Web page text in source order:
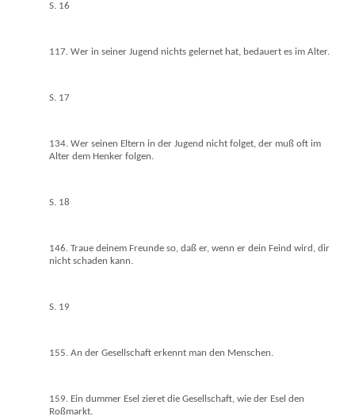
S. 16
117. Wer in seiner Jugend nichts gelernet hat, bedauert es im Alter.
S. 17
134. Wer seinen Eltern in der Jugend nicht folget, der muß oft im
Alter dem Henker folgen.
S. 18
146. Traue deinem Freunde so, daß er, wenn er dein Feind wird, dir
nicht schaden kann.
S. 19
155. An der Gesellschaft erkennt man den Menschen.
159. Ein dummer Esel zieret die Gesellschaft, wie der Esel den
Roßmarkt.